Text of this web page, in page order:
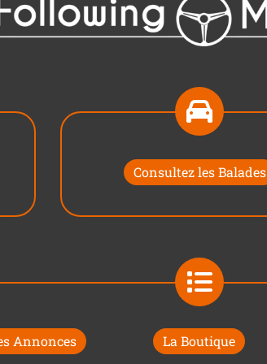
Consultez les Balades
Annonces La Boutique